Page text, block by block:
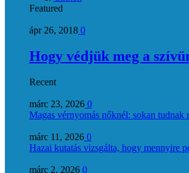
Featured
ápr 26, 2018 0
Hogy védjük meg a
Recent
márc 23, 2026 0
Magas vérnyomás nőknél: sokan tudnak
márc 11, 2026 0
Hazai kutatás vizsgálta, hogy mennyire
márc 2, 2026 0